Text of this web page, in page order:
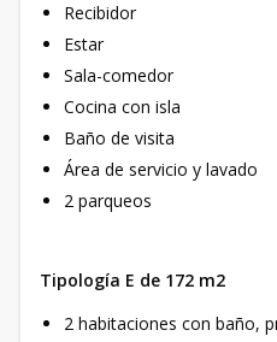
Recibidor
Estar
Sala-comedor
Cocina con isla
Baño de visita
Área de servicio y lavado
2 parqueos
Tipología E de 172 m2
2 habitaciones con baño,